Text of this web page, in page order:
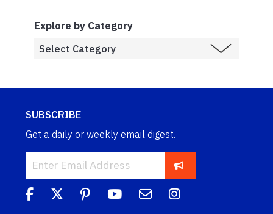
Explore by Category
SUBSCRIBE
Get a daily or weekly email digest.